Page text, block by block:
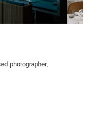
photographer,